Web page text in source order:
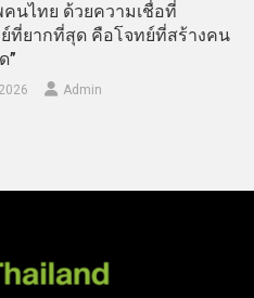
นไทย ด้วยความเชื่อที่
ย์ที่ยากที่สุด คือโจทย์ที่สร้างคน
”
Admin